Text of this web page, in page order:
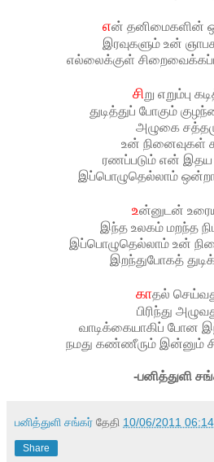
என் தனிமைகளின்
இரவுகளும் உன்
எல்லைக்குள்
சிறு எறும்பு
துடித்துப் போகும்
அழுகை
உன் நினைவுகள்
ரணப்படும் என் இதய
இப்பொழுதெல்லாம்
உன்னுடன்
இந்த உலகம் மறந்த
இப்பொழுதெல்லாம் உன்
இறந்துபோகத்
காதல்
பிரிந்து
வாடிக்கையாகிப் போன
நமது கண்ணீரும் இன்னும்
-பனித்துளி
பனித்துளி சங்கர் தேதி 10/06/2011
Share